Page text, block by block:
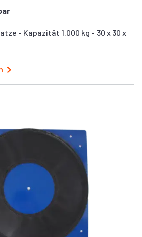
- Kapazität 1.000 kg - 30 x 30 x